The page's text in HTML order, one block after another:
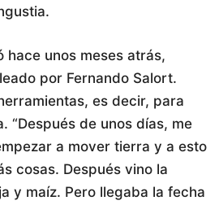
hace unos meses atrás,
por Fernando Salort.
es decir, para
“Después de unos días, me
a mover tierra y a esto
cosas. Después vino la
y maíz. Pero llegaba la fecha